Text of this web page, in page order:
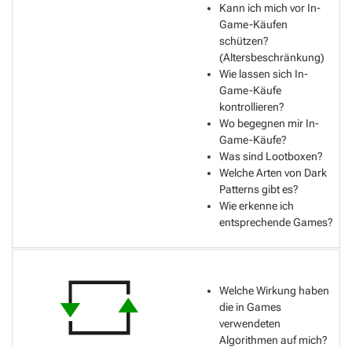
Kann ich mich vor In-
Game-Käufen
schützen?
(Altersbeschränkung)
Wie lassen sich In-
Game-Käufe
kontrollieren?
Wo begegnen mir In-
Game-Käufe?
Was sind Lootboxen?
Welche Arten von Dark
Patterns gibt es?
Wie erkenne ich
entsprechende Games?
Welche Wirkung haben
die in Games
verwendeten
Algorithmen auf mich?